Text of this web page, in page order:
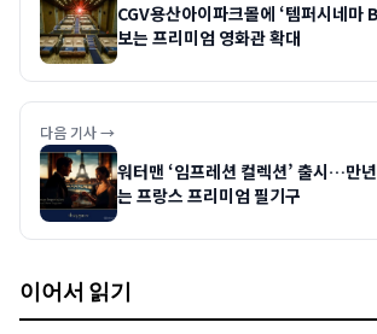
CGV용산아이파크몰에 ‘템퍼시네마
보는 프리미엄 영화관 확대
다음 기사 →
워터맨 ‘임프레션 컬렉션’ 출시…만
는 프랑스 프리미엄 필기구
이어서 읽기